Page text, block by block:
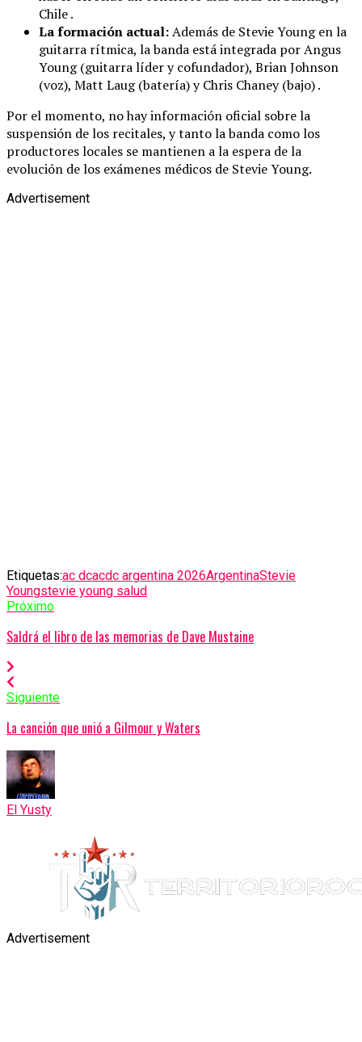
Chile .
La formación actual:Además de Stevie Young en la
guitarra rítmica, la banda está integrada por Angus
Young (guitarra líder y cofundador), Brian Johnson
(voz), Matt Laug (batería) y Chris Chaney (bajo) .
Por el momento, no hay información oficial sobre la
suspensión de los recitales, y tanto la banda como los
productores locales se mantienen a la espera de la
evolución de los exámenes médicos de Stevie Young.
Advertisement
Etiquetas:ac dcacdc argentina 2026ArgentinaStevie
Youngstevie young salud
Próximo
Saldrá el libro de las memorias de Dave Mustaine
Siguiente
La canción que unió a Gilmour y Waters
El Yusty
Advertisement